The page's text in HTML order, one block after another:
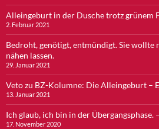
Alleingeburt in der Dusche trotz grünem
2. Februar 2021
Bedroht, genötigt, entmündigt. Sie wollte
nähen lassen.
29. Januar 2021
Veto zu BZ-Kolumne: Die Alleingeburt –
13. Januar 2021
Ich glaub, ich bin in der Übergangsphase.
17. November 2020